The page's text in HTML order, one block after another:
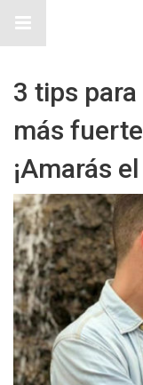
3 tips
más
¡Amarás